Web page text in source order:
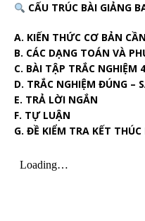
CẤU TRÚC BÀI GIẢNG
A. KIẾN THỨC CƠ BẢN
B. CÁC DẠNG TOÁN VÀ
C. BÀI TẬP TRẮC NGHIỆM
D. TRẮC NGHIỆM ĐÚNG –
E. TRẢ LỜI NGẮN
F. TỰ LUẬN
G. ĐỀ KIỂM TRA KẾT